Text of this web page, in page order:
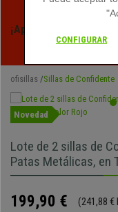
¡Aprovecha las
Exclusivos
ofisillas Sillas de Confidente
Novedad
Lote de 2 sillas de
Patas Metálicas, en
199,90 € (241,88 €
CONFIGURAR